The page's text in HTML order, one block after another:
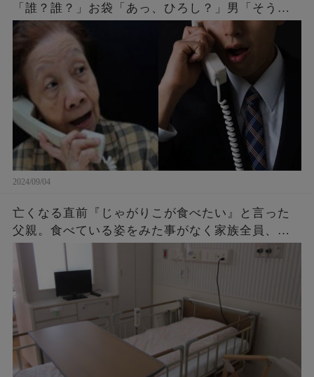
「誰？誰？」お袋「あっ、ひろし？」男「そうだ
よ母さん、ひろしだよ」母の驚愕な破壊力のある
返しとはw
2024/09/04
亡くなる直前『じゃがりこが食べたい』と言った
父親。食べている姿をみた事がなく家族全員、不
思議に思っていたら・・・後に判明したその理由
に涙が止まらない。